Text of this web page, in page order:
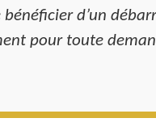
d’un
pour toute